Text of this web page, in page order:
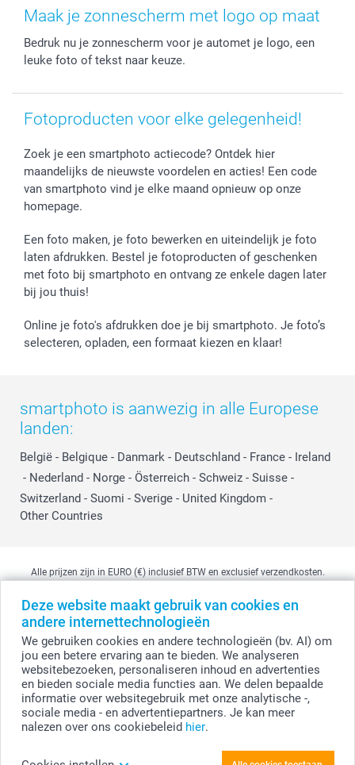
Deze website maakt gebruik van cookies en
andere internettechnologieën
We gebruiken cookies en andere technologieën (bv. AI) om
jou een betere ervaring aan te bieden. We analyseren
websitebezoeken, personaliseren inhoud en advertenties
en bieden sociale media functies aan. We delen bepaalde
informatie over websitegebruik met onze analytische -,
sociale media - en advertentiepartners. Je kan meer
nalezen over ons cookiebeleid hier.
Stickers en Etiketten
Fotokaders, Decoratie en Snoepjes
Fotokalenders & Fotoagenda's
Geschenken voor hem
Afstuderen
Moederdag
Verjaardag
Geboorte
Voorwaarden
Herroepingsrecht
Klachtenregeling
Privacybeleid
Cookiebeleid
Prijslijst
Jobs & Stages
Investor Relations
smartgarantie
smartbonus
Betalingsmogelijkheden
Levering
Mijn orderstatus
smartfriends
Maak je zonnescherm met logo op maat
Bedruk nu je zonnescherm voor je automet je logo, een
leuke foto of tekst naar keuze.
Fotoproducten voor elke gelegenheid!
Zoek je een smartphoto actiecode? Ontdek hier
maandelijks de nieuwste voordelen en acties! Een code
van smartphoto vind je elke maand opnieuw op onze
homepage.
Een foto maken, je foto bewerken en uiteindelijk je foto
laten afdrukken. Bestel je fotoproducten of geschenken
met foto bij smartphoto en ontvang ze enkele dagen later
bij jou thuis!
Online je foto's afdrukken doe je bij smartphoto. Je foto’s
selecteren, opladen, een formaat kiezen en klaar!
smartphoto is aanwezig in alle Europese
landen:
België - Belgique - Danmark - Deutschland - France - Ireland
- Nederland - Norge - Österreich - Schweiz - Suisse -
Switzerland - Suomi - Sverige - United Kingdom -
Other Countries
© smartphoto group. Alle rechten voorbehouden
smartphoto group NV.
Kwatrechtsteenweg 160, 9230 Wetteren, België
BTW-nummer BE 0405.706.755
Ondernemingsnummer 0405.706.755.
Bankgegevens: IBAN BE71 2850 2711 5569 - BIC: GEBABEBB
Alle prijzen zijn in EURO (€) inclusief BTW en exclusief verzendkosten.